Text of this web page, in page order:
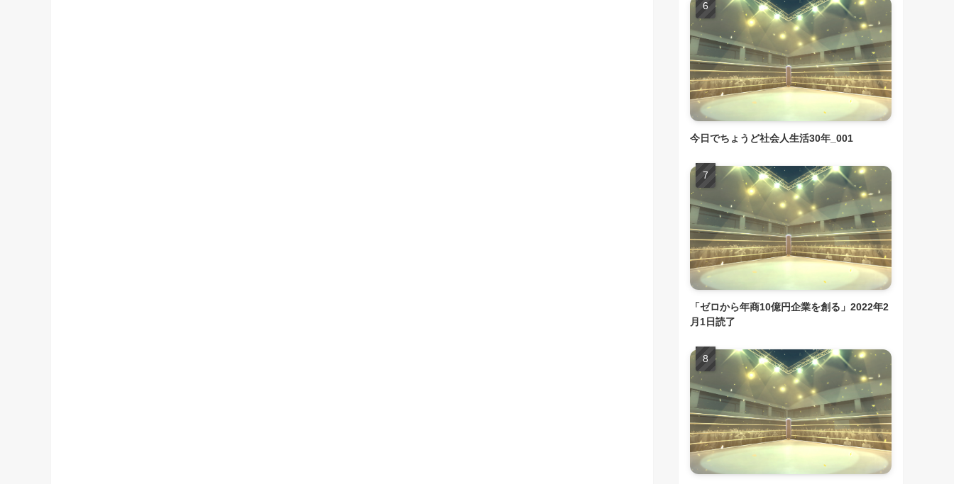
今日でちょうど社会人生活30年_001
「ゼロから年商10億円企業を創る」2022年2
月1日読了